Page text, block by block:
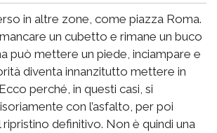
in altre zone, come piazza Roma.
un cubetto e rimane un buco
può mettere un piede, inciampare e
diventa innanzitutto mettere in
perché, in questi casi, si
con l’asfalto, per poi
definitivo. Non è quindi una